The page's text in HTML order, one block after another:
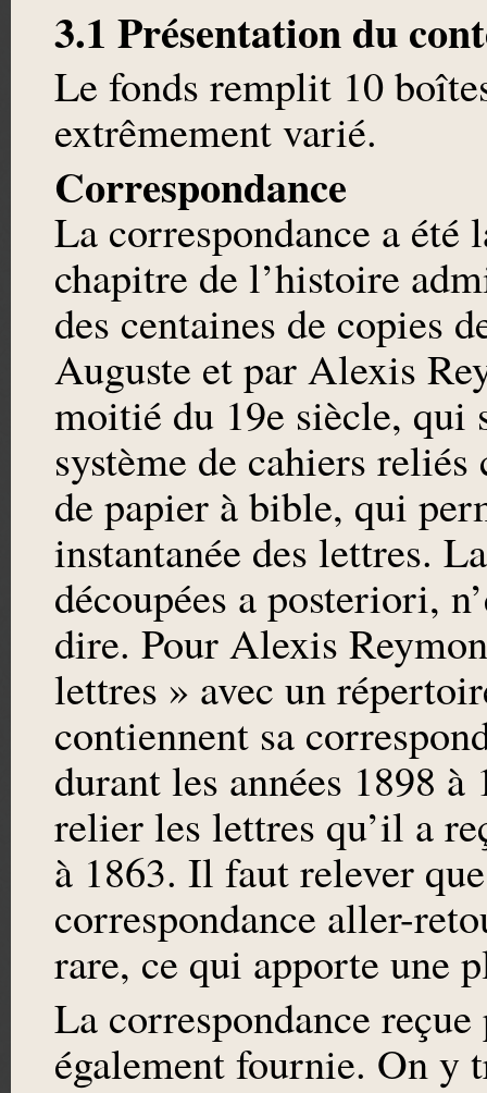
3.1 Présentation du
Le fonds remplit 10
extrêmement varié.
Correspondance
La correspondance a été
chapitre de l’histoire
des centaines de copies
Auguste et par Alexis
moitié du 19e siècle, qui
système de cahiers
de papier à bible, qui
instantanée des lettres.
découpées a posteriori,
dire. Pour Alexis
lettres » avec un
contiennent sa
durant les années 1898
relier les lettres qu’il a
à 1863. Il faut relever
correspondance aller-
rare, ce qui apporte une
La correspondance
également fournie. On y